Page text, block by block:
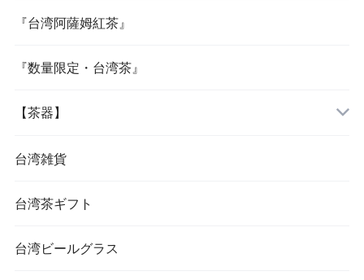
『台湾阿薩姆紅茶』
『数量限定・台湾茶』
【茶器】
台湾雑貨
台湾茶ギフト
台湾ビールグラス